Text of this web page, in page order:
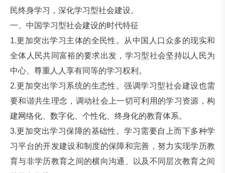
民终身学习，深化学习型社会建设。
一、中国学习型社会建设的时代特征
1.更加突出学习主体的全民性。从中国人口众多的现实和
全体人民共同富裕的要求出发，学习型社会坚持以人民为
中心、尊重人人享有同等的学习权利。
2.更加突出学习系统的生态性。强调学习型社会建设也需
要和谐共生理念，调动社会上一切可利用的学习资源，构
建网络化、数字化、个性化、终身化的教育体系。
3.更加突出学习保障的基础性。学习需要自上而下多种学
习平台的开发建设和制度的保障和完善，努力实现学历教
育与非学历教育之间的横向沟通、以及不同层次教育之间